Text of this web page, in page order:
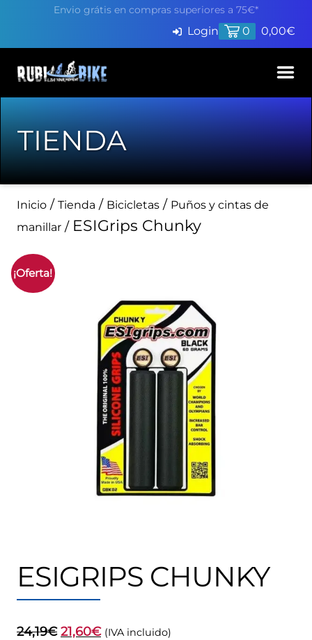
Envio grátis en compras superiores a 75€*
Login 0 0,00€
Productos
Pide cita en Taller
Blog
TIENDA
Inicio / Tienda / Bicicletas / Puños y cintas de
manillar / ESIGrips Chunky
¡Oferta!
ESIGRIPS CHUNKY
24,19€ El
21,60€El(IVA incluido)